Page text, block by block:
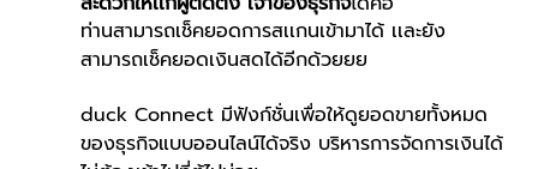
ท่านสามารถเช็คยอดการสเเกนเข้ามาได้ เเละยัง
สามารถเช็คยอดเงินสดได้อีกด้วยยย
duck Connect มีฟังก์ชั่นเพื่อให้ดูยอดขายทั้งหมด
ของธุรกิจแบบออนไลน์ได้จริง บริหารการจัดการเงินได้